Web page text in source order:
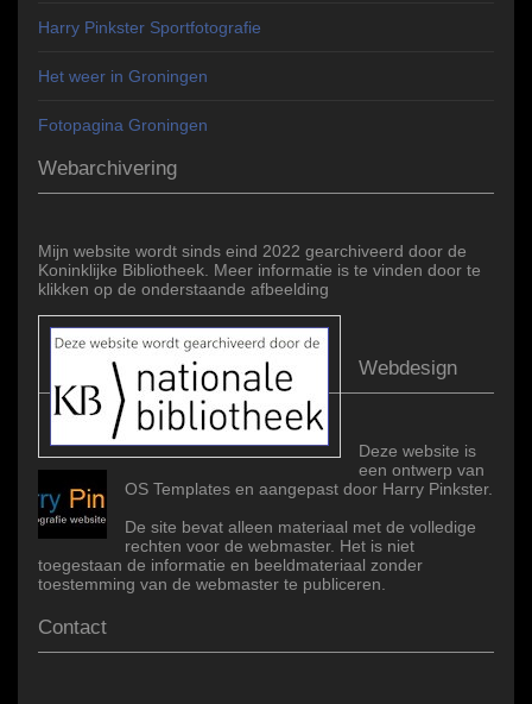
Harry Pinkster Sportfotografie
Het weer in Groningen
Fotopagina Groningen
Webarchivering
Mijn website wordt sinds eind 2022 gearchiveerd door de
Koninklijke Bibliotheek. Meer informatie is te vinden door te
klikken op de onderstaande afbeelding
Webdesign
Deze website is
een ontwerp van
OS Templates en aangepast door Harry Pinkster.
De site bevat alleen materiaal met de volledige
rechten voor de webmaster. Het is niet
toegestaan de informatie en beeldmateriaal zonder
toestemming van de webmaster te publiceren.
Contact